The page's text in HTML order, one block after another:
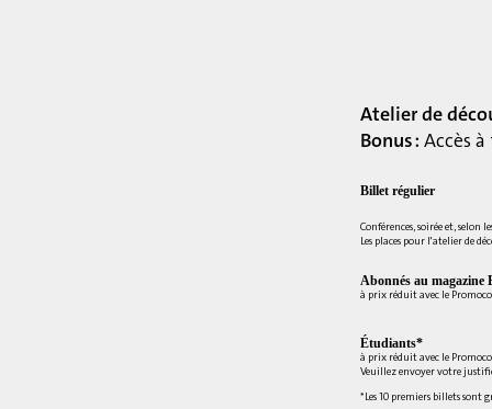
Atelier de
Bonus : Accès
Billet régulier
Conférences, soirée et,
Les places pour l'atelier de
Abonnés au magazine
à prix réduit avec le
Étudiants*
à prix réduit avec le
Veuillez envoyer votre
*Les 10 premiers billets sont